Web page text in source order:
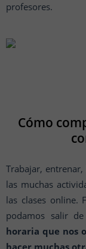
profesores.
Cómo
Trabajar,
las muchas
las clases online.
podamos salir
horaria que nos
hacer muchas